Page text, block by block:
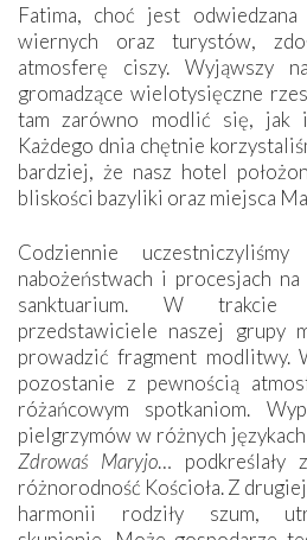
Fatima, choć jest
wiernych oraz turystów,
atmosferę ciszy. Wyjąwszy
gromadzące wielotysięczne
tam zarówno modlić się, jak
Każdego dnia chętnie
bardziej, że nasz hotel
bliskości bazyliki oraz miejsca
Codziennie
nabożeństwach i procesjach
sanktuarium. W trakcie
przedstawiciele naszej grupy
prowadzić fragment modlitwy.
pozostanie z pewnością
różańcowym spotkaniom.
pielgrzymów w różnych
Zdrowaś Maryjo… podkreślały
różnorodność Kościoła. Z
harmonii rodziły szum,